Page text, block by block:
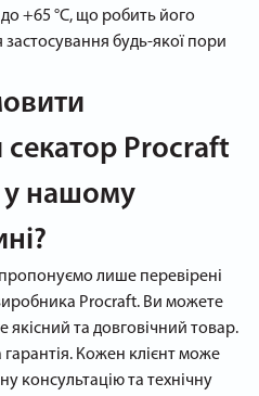
+65 °C, що робить його
будь-якої пори
Procraft
у нашому
лише перевірені
Procraft. Ви можете
та довговічний товар.
Кожен клієнт може
консультацію та технічну